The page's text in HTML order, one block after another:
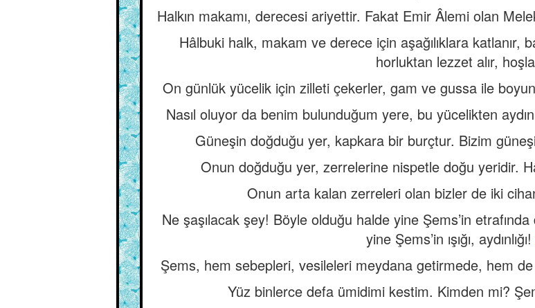
Halkın makamı, derecesi ariyettir. Fakat Emir Âlemi olan
Hâlbuki halk, makam ve derece için aşağılıklara katlanır,
horluktan lezzet alır,
On günlük yücelik için zilleti çekerler, gam ve gussa ile
Nasıl oluyor da benim bulunduğum yere, bu yücelikten
Güneşin doğduğu yer, kapkara bir burçtur. Bizim
Onun doğduğu yer, zerrelerine nispetle doğu yeridir.
Onun arta kalan zerreleri olan bizler de iki
Ne şaşılacak şey! Böyle olduğu halde yine Şems’in
yine Şems’in ışığı, aydınlığı!
Şems, hem sebepleri, vesileleri meydana getirmede, hem
Yüz binlerce defa ümidimi kestim. Kimden mi?